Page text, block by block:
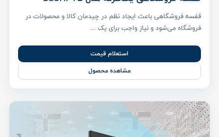
قفسه فروشگاهی باعث ایجاد نظم در چیدمان کالا و محصولات در
فروشگاه می‌شود و نیاز واجب برای یک ...
استعلام قیمت
مشاهده محصول